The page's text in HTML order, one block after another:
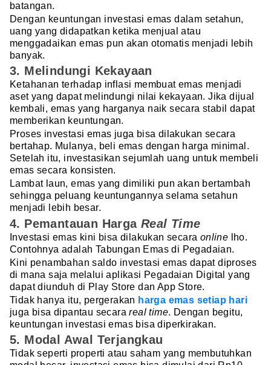
batangan.
Dengan keuntungan investasi emas dalam setahun,
uang yang didapatkan ketika menjual atau
menggadaikan emas pun akan otomatis menjadi lebih
banyak.
3. Melindungi Kekayaan
Ketahanan terhadap inflasi membuat emas menjadi
aset yang dapat melindungi nilai kekayaan. Jika dijual
kembali, emas yang harganya naik secara stabil dapat
memberikan keuntungan.
Proses investasi emas juga bisa dilakukan secara
bertahap. Mulanya, beli emas dengan harga minimal.
Setelah itu, investasikan sejumlah uang untuk membeli
emas secara konsisten.
Lambat laun, emas yang dimiliki pun akan bertambah
sehingga peluang keuntungannya selama setahun
menjadi lebih besar.
4. Pemantauan Harga Real Time
Investasi emas kini bisa dilakukan secara online lho.
Contohnya adalah Tabungan Emas di Pegadaian.
Kini penambahan saldo investasi emas dapat diproses
di mana saja melalui aplikasi Pegadaian Digital yang
dapat diunduh di Play Store dan App Store.
Tidak hanya itu, pergerakan harga emas setiap hari
juga bisa dipantau secarareal time. Dengan begitu,
keuntungan investasi emas bisa diperkirakan.
5. Modal Awal Terjangkau
Tidak seperti properti atau saham yang membutuhkan